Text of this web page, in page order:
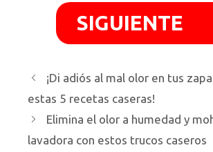
SIGUIENTE
¡Di adiós al mal olor en tus
estas 5 recetas caseras!
Elimina el olor a humedad y
lavadora con estos trucos caseros